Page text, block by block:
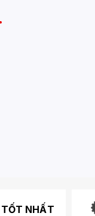
NHẤT